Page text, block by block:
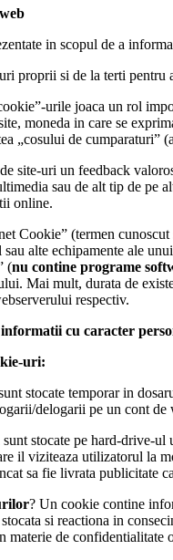
in scopul de a
proprii si de la terti
urile joaca un rol
moneda in care se
„cosului de cumparaturi”
site-uri un feedback
sau de alt tip de pe
online.
Cookie” (termen
alte echipamente ale
(nu contine programe
Mai mult, durata de
respectiv.
cu caracter
uri:
stocate temporar in
delogarii pe un cont de
stocate pe hard-drive-
il viziteaza utilizatorul la
sa fie livrata publicitate
? Un cookie contine
si reactiona in
de